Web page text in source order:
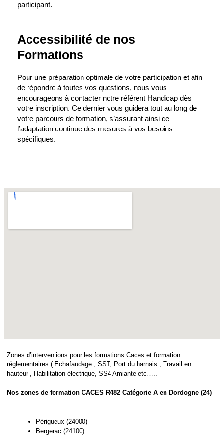
participant.
Accessibilité de nos
Formations
Pour une préparation optimale de votre participation et afin
de répondre à toutes vos questions, nous vous
encourageons à contacter notre référent Handicap dès
votre inscription. Ce dernier vous guidera tout au long de
votre parcours de formation, s’assurant ainsi de
l’adaptation continue des mesures à vos besoins
spécifiques.
Zones d’interventions pour les formations Caces et formation
réglementaires ( Echafaudage , SST, Port du harnais , Travail en
hauteur , Habilitation électrique, SS4 Amiante etc…..
Nos zones de formation CACES R482 Catégorie A en Dordogne (24)
:
Périgueux (24000)
Bergerac (24100)